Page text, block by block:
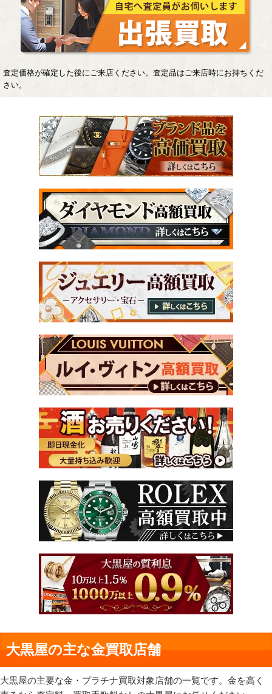
査定価格が確定した後にご来店ください。査定品はご来店時にお持ちくだ
さい。
大黒屋の主な金買取店舗
大黒屋の主要な金・プラチナ買取対象店舗の一覧です。金を高く